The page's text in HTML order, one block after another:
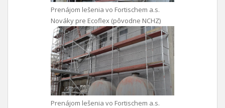
Prenájom lešenia vo Fortischem a.s.
Nováky pre Ecoflex (pôvodne NCHZ)
Prenájom lešenia vo Fortischem a.s.